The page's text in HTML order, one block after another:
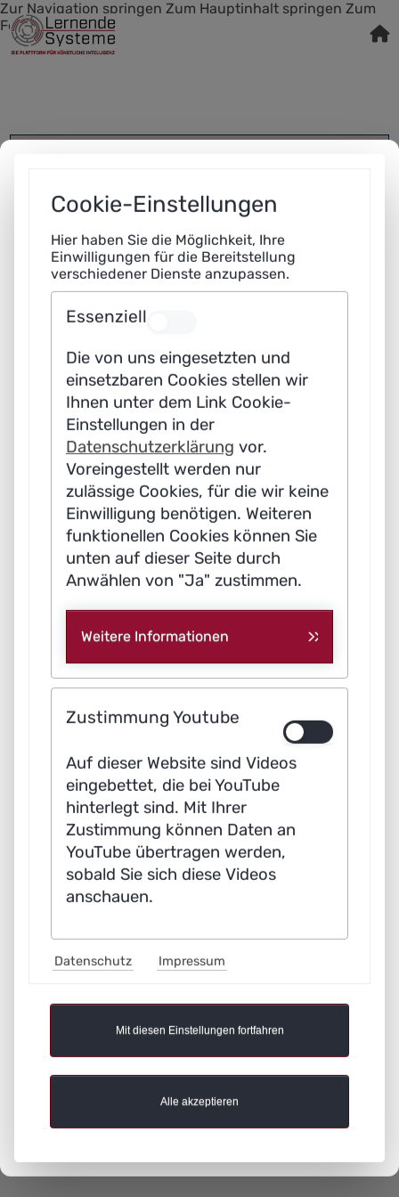
Zur Navigation springen Zum Hauptinhalt springen Zum
Footer springen
Which of the two people pictured was generated by
an AI?
Please click on a picture.
Impressum
Barrierefreiheitserklärung
Einwilligungen bearbeiten
Cookie-Einstellungen
Hier haben Sie die Möglichkeit, Ihre
Einwilligungen für die Bereitstellung
verschiedener Dienste anzupassen.
Essenziell
Die von uns eingesetzten und
einsetzbaren Cookies stellen wir
Ihnen unter dem Link Cookie-
Einstellungen in der
Datenschutzerklärung vor.
Voreingestellt werden nur
zulässige Cookies, für die wir keine
Einwilligung benötigen. Weiteren
funktionellen Cookies können Sie
unten auf dieser Seite durch
Anwählen von "Ja" zustimmen.
Weitere Informationen
Zustimmung Youtube
Auf dieser Website sind Videos
eingebettet, die bei YouTube
hinterlegt sind. Mit Ihrer
Zustimmung können Daten an
YouTube übertragen werden,
sobald Sie sich diese Videos
anschauen.
Datenschutz Impressum
Mit diesen Einstellungen fortfahren
Alle akzeptieren